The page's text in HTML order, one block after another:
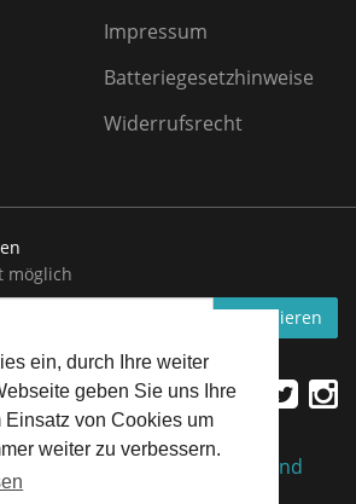
ein, durch Ihre weiter
geben Sie uns Ihre
Einsatz von Cookies um
weiter zu verbessern.
Impressum
Batteriegesetzhinweise
Widerrufsrecht
möglich
abonnieren
Versand